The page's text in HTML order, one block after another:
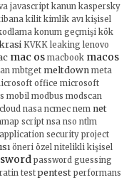
javascript kanun kaspersky
kilit kimlik avı kişisel
konum geçmişi kök
KVKK leaking lenovo
mac os macbook macos
mbtget meltdown meta
office microsoft
mobil modbus modscan
nasa ncmec nem net
script nsa nso ntlm
security project
öneri özel nitelikli kişisel
password guessing
test pentest performans